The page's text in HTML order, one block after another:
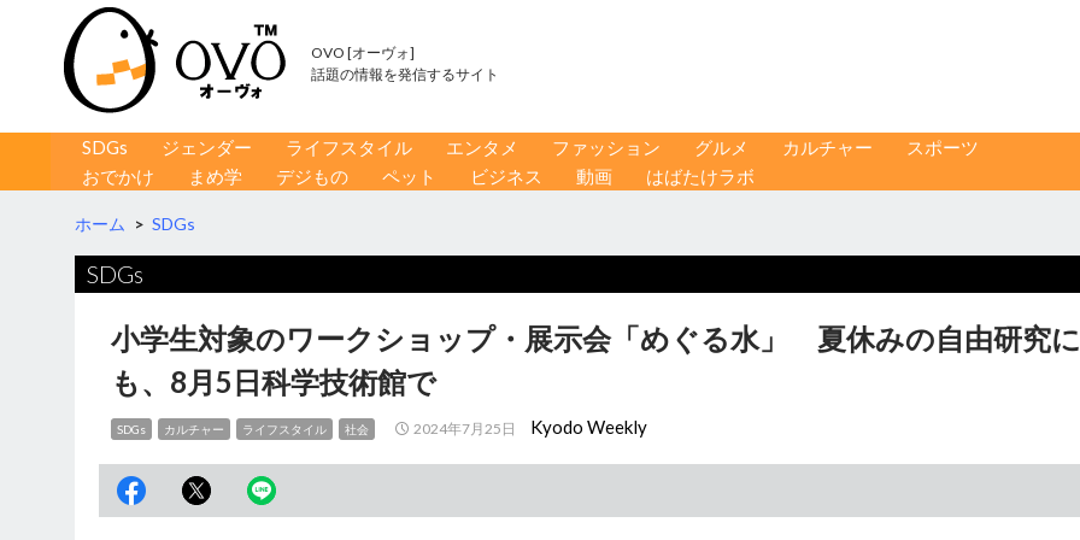
OVO [オーヴォ]
話題の情報を発信するサイト
コンテンツへ移動
SDGs ジェンダー ライフスタイル エンタメ ファッション グルメ カルチャー
スポーツ
おでかけ
まめ学 デジもの ペット ビジネス 動画 はばたけラボ
ホーム > SDGs
SDGs
小学生対象のワークショップ・展示会「めぐる水」 夏休みの自由研究に
も、8月5日科学技術館で
SDGs カルチャー ライフスタイル 社会 2024年7月25日 Kyodo Weekly